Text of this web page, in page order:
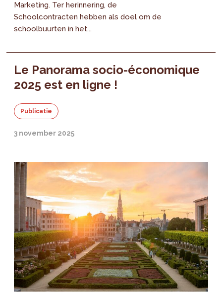
Marketing. Ter herinnering, de
Schoolcontracten hebben als doel om de
schoolbuurten in het...
Le Panorama socio-économique
2025 est en ligne !
Publicatie
3 november 2025